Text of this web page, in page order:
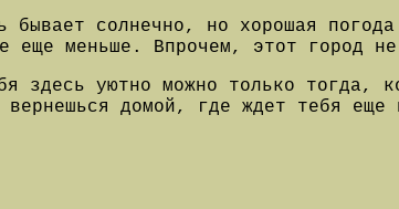
бывает солнечно, но хорошая
еще меньше. Впрочем, этот город
здесь уютно можно только тогда,
домой, где ждет тебя еще